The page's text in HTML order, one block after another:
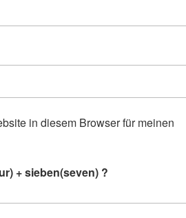
in diesem Browser für meinen
+ sieben(seven) ?